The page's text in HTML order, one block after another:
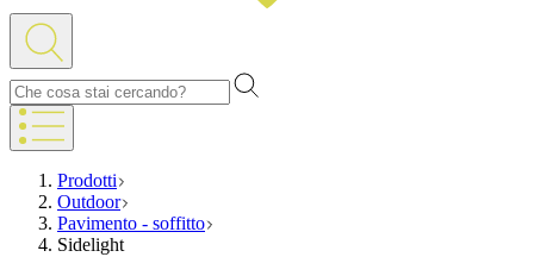
Prodotti
Outdoor
Pavimento - soffitto
Sidelight